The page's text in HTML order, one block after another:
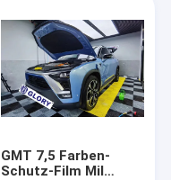
GMT 7,5 Farben-
Schutz-Film Mil